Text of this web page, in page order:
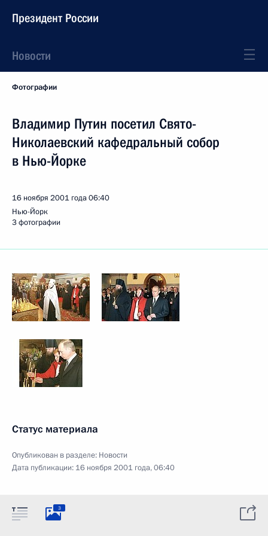
Президент России
Новости
Фотографии
Владимир Путин посетил Свято-
Николаевский кафедральный собор
в Нью-Йорке
16 ноября 2001 года06:40
Нью-Йорк
3 фотографии
Статус материала
Опубликован в разделе: Новости
Дата публикации: 16 ноября 2001 года, 06:40
3